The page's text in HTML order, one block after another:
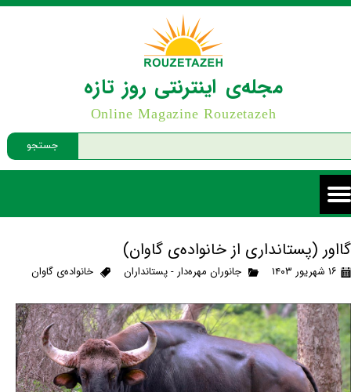
جستجو
مجله‌ی اینترنتی روز تازه
Online Magazine Rouzetazeh
گااور (پستانداری از خانواده‌ی گاوان)
۱۶ شهریور ۱۴۰۳ جانوران مهره‌دار - پستانداران خانواده‌ی گاوان